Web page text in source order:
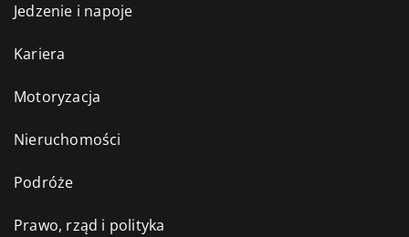
Jedzenie i napoje
Kariera
Motoryzacja
Nieruchomości
Podróże
Prawo, rząd i polityka